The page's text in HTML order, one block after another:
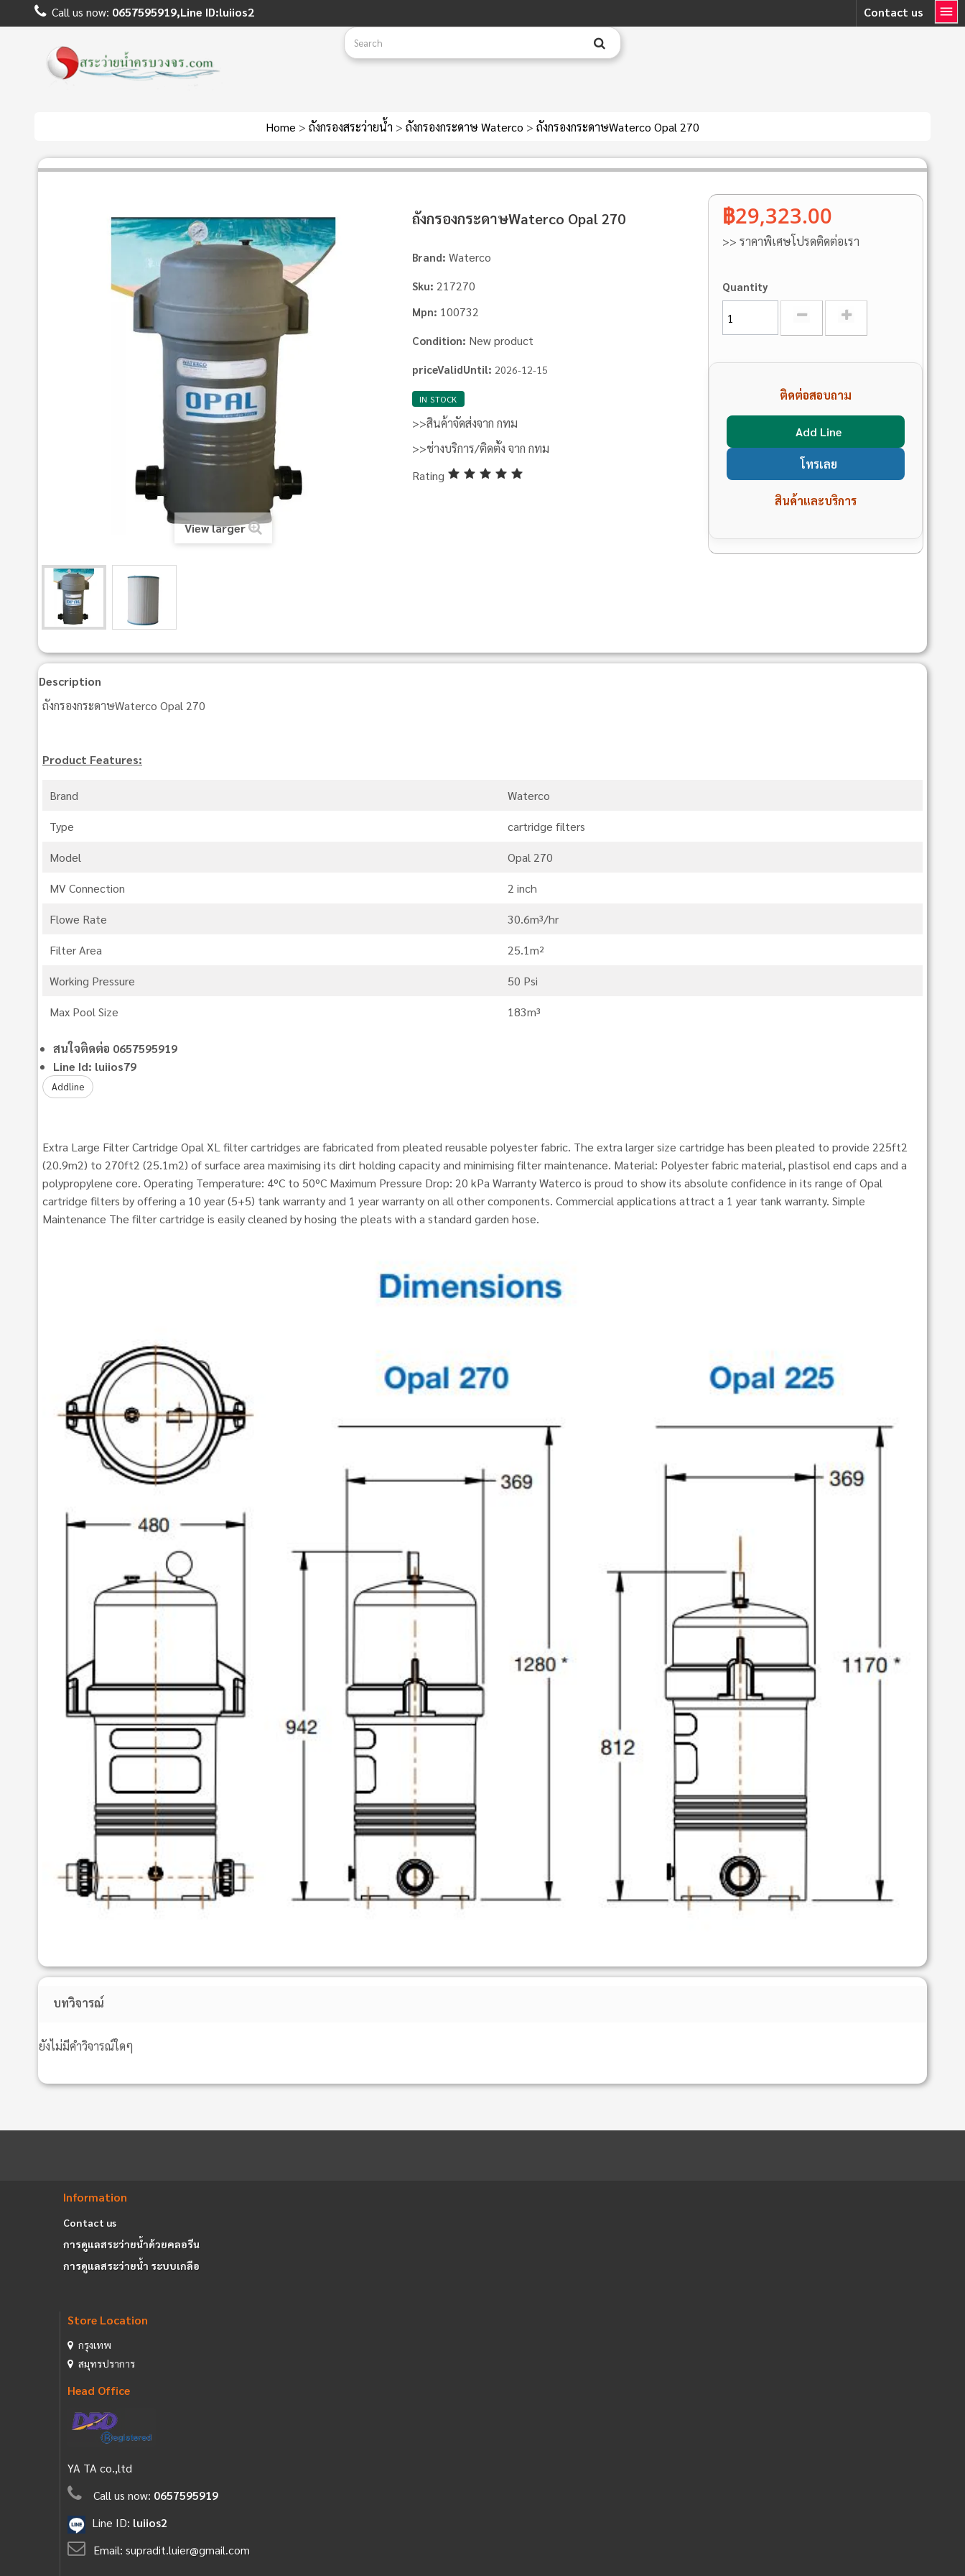
Contact us
Call us now: 0657595919,Line ID:luiios2
Home > ถังกรองสระว่ายน้ำ > ถังกรองกระดาษ Waterco > ถังกรองกระดาษWaterco Opal 270
View larger
ถังกรองกระดาษWaterco Opal 270
Brand: Waterco
Sku: 217270
Mpn: 100732
Condition: New product
priceValidUntil: 2026-12-15
IN STOCK
>>สินค้าจัดส่งจาก กทม
>>ช่างบริการ/ติดตั้ง จาก กทม
Rating
฿29,323.00
>> ราคาพิเศษโปรดติดต่อเรา
Quantity
ติดต่อสอบถาม
Add Line
โทรเลย
สินค้าและบริการ
Description
ถังกรองกระดาษWaterco Opal 270
Product Features:
Brand Waterco
Type cartridge filters
Model Opal 270
MV Connection 2 inch
Flowe Rate 30.6m³/hr
Filter Area 25.1m²
Working Pressure 50 Psi
Max Pool Size 183m³
สนใจติดต่อ 0657595919
Line Id: luiios79
Addline
Extra Large Filter Cartridge Opal XL filter cartridges are fabricated from pleated reusable polyester fabric. The extra larger size cartridge has been pleated to provide 225ft2
(20.9m2) to 270ft2 (25.1m2) of surface area maximising its dirt holding capacity and minimising filter maintenance. Material: Polyester fabric material, plastisol end caps and a
polypropylene core. Operating Temperature: 4ºC to 50ºC Maximum Pressure Drop: 20 kPa Warranty Waterco is proud to show its absolute confidence in its range of Opal
cartridge filters by offering a 10 year (5+5) tank warranty and 1 year warranty on all other components. Commercial applications attract a 1 year tank warranty. Simple
Maintenance The filter cartridge is easily cleaned by hosing the pleats with a standard garden hose.
บทวิจารณ์
ยังไม่มีคำวิจารณ์ใดๆ
Information
Contact us
การดูแลสระว่ายน้ำด้วยคลอรีน
การดูแลสระว่ายน้ำ ระบบเกลือ
Store Location
กรุงเทพ
สมุทรปราการ
Head Office
YA TA co.,ltd
Call us now: 0657595919
Line ID: luiios2
Email: supradit.luier@gmail.com